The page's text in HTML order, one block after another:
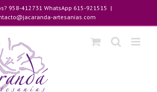
958-412731 WhatsApp 615-921515 |
artesanias.com